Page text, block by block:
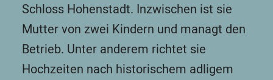
Schloss Hohenstadt. Inzwischen ist sie
Mutter von zwei Kindern und managt den
Betrieb. Unter anderem richtet sie
Hochzeiten nach historischem adligem